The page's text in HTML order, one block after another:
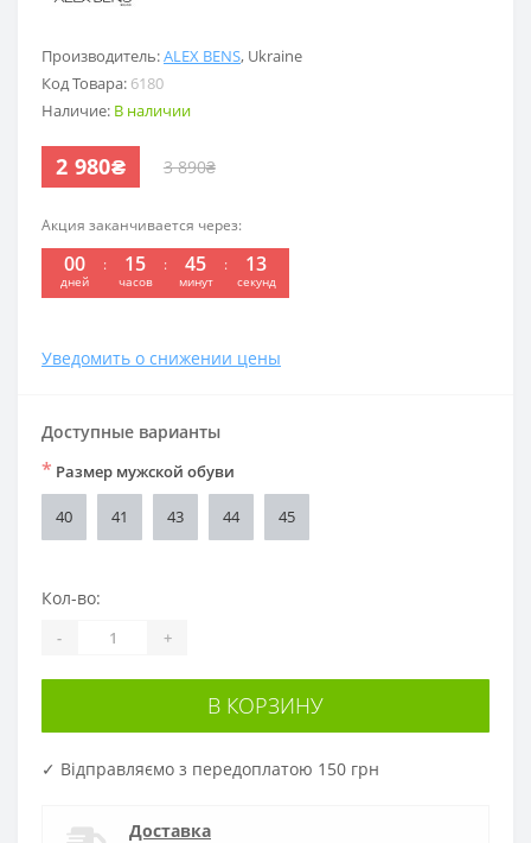
Производитель:ALEX BENS, Ukraine
Код Товара: 6180
Наличие: В наличии
2 980₴ 3 890₴
Акция заканчивается через:
00
дней
15
часов
45
минут
13
секунд
Уведомить о снижении цены
Доступные варианты
* Размер мужской обуви
40 41 43 44 45
Кол-во:
- +
В КОРЗИНУ
✓ Відправляємо з передоплатою 150 грн
Доставка